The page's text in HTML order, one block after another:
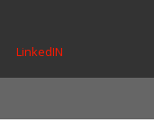
LinkedIN